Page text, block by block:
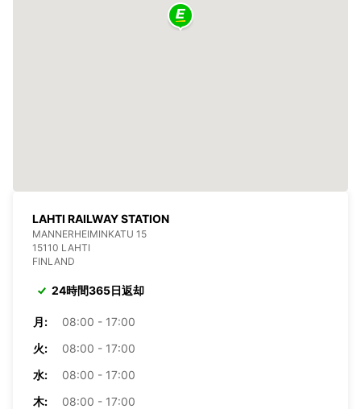
LAHTI RAILWAY STATION
MANNERHEIMINKATU 15
15110 LAHTI
FINLAND
24時間365日返却
月:
08:00 - 17:00
火:
08:00 - 17:00
水:
08:00 - 17:00
木:
08:00 - 17:00